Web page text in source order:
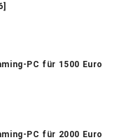
PC für 1500 Euro
PC für 2000 Euro